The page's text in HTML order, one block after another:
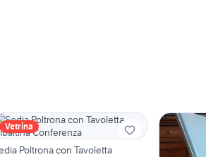
Vetrina
Poltrona con Tavoletta